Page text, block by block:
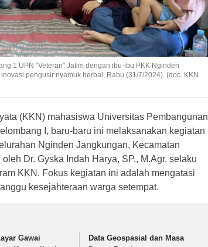
1 UPN "Veteran" Jatim dengan ibu-ibu PKK Nginden
pengusir nyamuk herbal, Rabu (31/7/2024). (doc. KKN
(KKN) mahasiswa Universitas Pembangunan
I, baru-baru ini melaksanakan kegiatan
Nginden Jangkungan, Kecamatan
Dr. Gyska Indah Harya, SP., M.Agr. selaku
KKN. Fokus kegiatan ini adalah mengatasi
kesejahteraan warga setempat.
Gawai
Data Geospasial dan Masa